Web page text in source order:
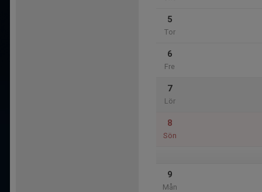
5
Tor
6
Fre
7
Lör
8
Sön
9
Mån